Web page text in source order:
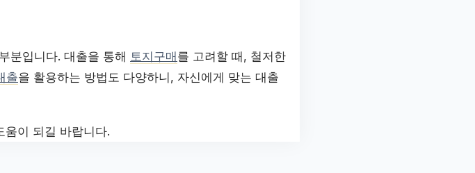
분입니다. 대출을 통해 토지구매 를 고려할 때, 철저한
출을 활용하는 방법도 다양하니, 자신에게 맞는 대출
움이 되길 바랍니다.